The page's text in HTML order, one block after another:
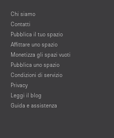
Chi siamo
Contatti
Pubblica il tuo spazio
Affittare uno spazio
Monetizza gli spazi vuoti
Pubblica uno spazio
Condizioni di servizio
Privacy
Leggi il blog
Guida e assistenza